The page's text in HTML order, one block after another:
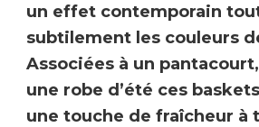
un effet contemporain
subtilement les couleurs
Associées à un
une robe d’été ces
une touche de fraîcheur à